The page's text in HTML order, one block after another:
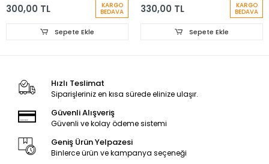
300,00 TL KARGO
BEDAVA
Sepete Ekle
330,00 TL KARGO
BEDAVA
Sepete Ekle
Hızlı Teslimat
Siparişleriniz en kısa sürede elinize ulaşır.
Güvenli Alışveriş
Güvenli ve kolay ödeme sistemi
Geniş Ürün Yelpazesi
Binlerce ürün ve kampanya seçeneği